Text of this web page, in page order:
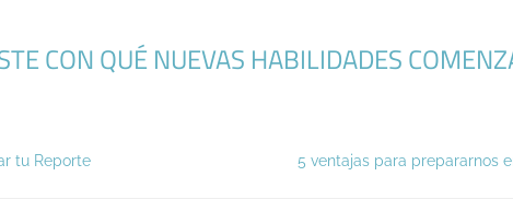
CON QUÉ NUEVAS HABILIDADES
tu Reporte 5 ventajas para prepararnos